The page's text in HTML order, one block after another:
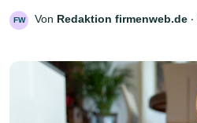
FW Von Redaktion firmenweb.de ‧